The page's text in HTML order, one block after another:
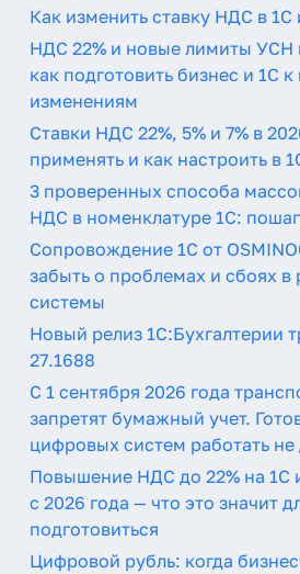
Как изменить ставку НДС в 1С
НДС 22% и новые лимиты УСН
как подготовить бизнес и 1С
изменениям
Ставки НДС 22%, 5% и 7% в
применять и как настроить в
3 проверенных способа
НДС в номенклатуре 1С:
Сопровождение 1С от
забыть о проблемах и сбоях в
системы
Новый релиз 1С:Бухгалтерии
27.1688
С 1 сентября 2026 года
запретят бумажный учет.
цифровых систем работать не
Повышение НДС до 22% на 1С
с 2026 года — что это значит
подготовиться
Цифровой рубль: когда